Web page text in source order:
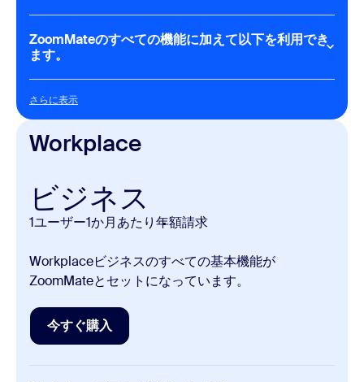
Google Drive、Microsoft OneDrive、Gmail、
Outlook Mailとの接続**
す。
ZoomMateのすべての機能に加えて以下を利用でき
ます。
Meetings
1回のミーティングにつき最大30時間
大規模ミーティングで参加者の追加可能
Clips
無制限のクリップ
カスタムアバター（月3分）
Mail
Zoom Mail
Calendar
Zoom Calendar
さらに表示
Workplace
ビジネス
1ユーザー1か月あたり年額請求
Workplaceビジネスのすべての基本機能が
ZoomMateとセットになっています。
今すぐ購入
今すぐ購入